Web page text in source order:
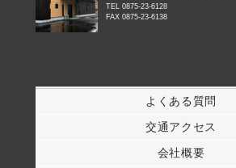
TEL 0875-23-6128
FAX 0875-23-6138
よくある質問
交通アクセス
会社概要